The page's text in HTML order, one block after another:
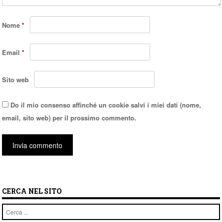
Nome*
Email*
Sito web
Do il mio consenso affinché un cookie salvi i miei dati (nome,
email, sito web) per il prossimo commento.
CERCA NEL SITO
Cerca